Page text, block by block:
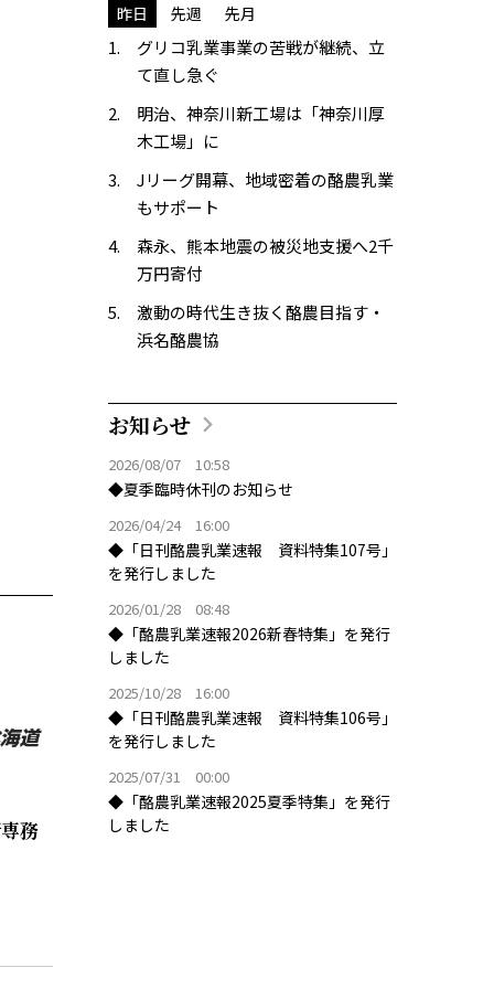
務
昨日 先週 先月
グリコ乳業事業の苦戦が継続、立
て直し急ぐ
明治、神奈川新工場は「神奈川厚
木工場」に
Jリーグ開幕、地域密着の酪農乳業
もサポート
森永、熊本地震の被災地支援へ2千
万円寄付
激動の時代生き抜く酪農目指す・
浜名酪農協
お知らせ
2026/08/07 10:58
◆夏季臨時休刊のお知らせ
2026/04/24 16:00
◆「日刊酪農乳業速報 資料特集107号」
を発行しました
2026/01/28 08:48
◆「酪農乳業速報2026新春特集」を発行
しました
2025/10/28 16:00
◆「日刊酪農乳業速報 資料特集106号」
を発行しました
2025/07/31 00:00
◆「酪農乳業速報2025夏季特集」を発行
しました